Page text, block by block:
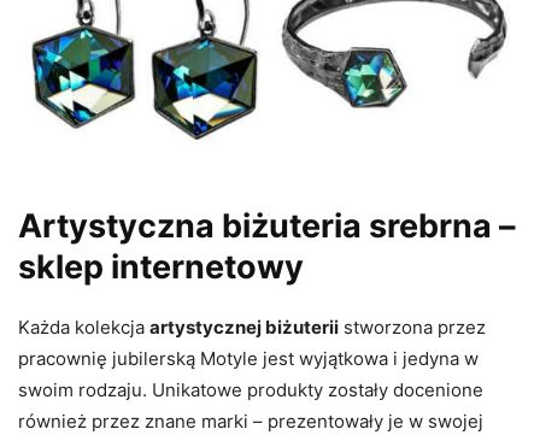
Artystyczna biżuteria srebrna –
sklep internetowy
Każda kolekcja artystycznej biżuterii stworzona przez
pracownię jubilerską Motyle jest wyjątkowa i jedyna w
swoim rodzaju. Unikatowe produkty zostały docenione
również przez znane marki – prezentowały je w swojej